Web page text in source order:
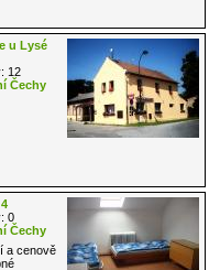
u Lysé
12
Čechy
0
Čechy
a cenově